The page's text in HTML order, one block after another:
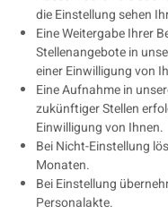
die Einstellung sehen
Eine Weitergabe Ihrer
Stellenangebote in
einer Einwilligung von
Eine Aufnahme in
zukünftiger Stellen
Einwilligung von Ihnen.
Bei Nicht-Einstellung
Monaten.
Bei Einstellung
Personalakte.